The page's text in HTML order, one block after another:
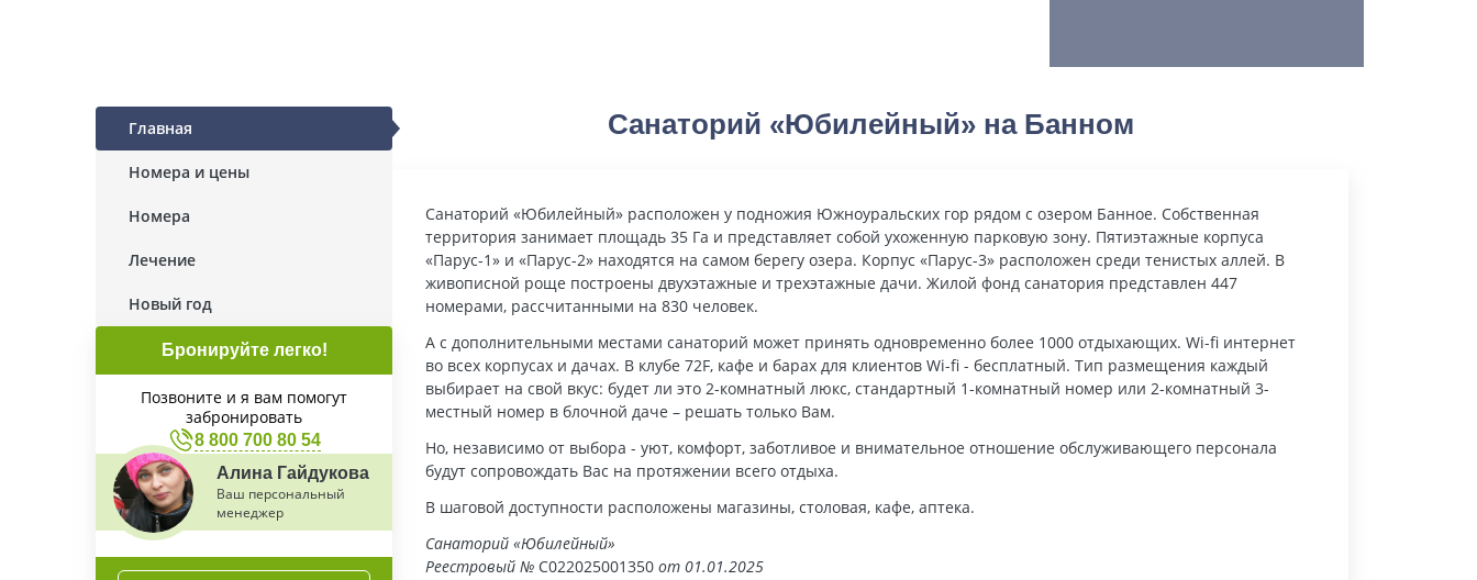
Главная
Номера и цены
Номера
Лечение
Новый год
Бронируйте легко!
Позвоните и я вам помогут
забронировать
8 800 700 80 54
Алина Гайдукова
Ваш персональный
менеджер
Санаторий «Юбилейный» на Банном
Санаторий «Юбилейный» расположен у подножия Южноуральских гор рядом с озером Банное. Собственная
территория занимает площадь 35 Га и представляет собой ухоженную парковую зону. Пятиэтажные корпуса
«Парус-1» и «Парус-2» находятся на самом берегу озера. Корпус «Парус-3» расположен среди тенистых аллей. В
живописной роще построены двухэтажные и трехэтажные дачи. Жилой фонд санатория представлен 447
номерами, рассчитанными на 830 человек.
А с дополнительными местами санаторий может принять одновременно более 1000 отдыхающих. Wi-fi интернет
во всех корпусах и дачах. В клубе 72F, кафе и барах для клиентов Wi-fi - бесплатный. Тип размещения каждый
выбирает на свой вкус: будет ли это 2-комнатный люкс, стандартный 1-комнатный номер или 2-комнатный 3-
местный номер в блочной даче – решать только Вам.
Но, независимо от выбора - уют, комфорт, заботливое и внимательное отношение обслуживающего персонала
будут сопровождать Вас на протяжении всего отдыха.
В шаговой доступности расположены магазины, столовая, кафе, аптека.
Санаторий «Юбилейный»
Реестровый № С022025001350 от 01.01.2025